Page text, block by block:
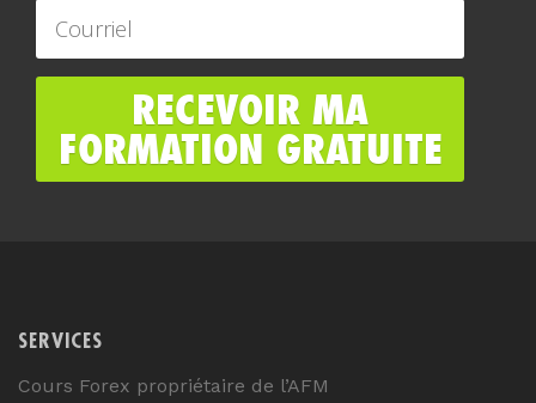
SERVICES
Cours Forex propriétaire de l’AFM